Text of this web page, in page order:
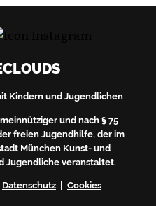
Kindern und Jugendlichen
und nach § 75
freien Jugendhilfe, der im
München Kunst- und
Jugendliche veranstaltet.
Datenschutz| Cookies